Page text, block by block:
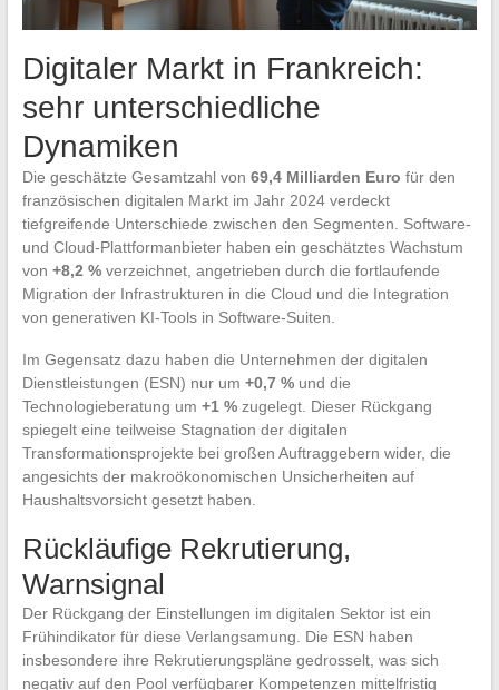
Digitaler Markt in Frankreich:
sehr unterschiedliche
Dynamiken
Die geschätzte Gesamtzahl von 69,4 Milliarden Euro für den
französischen digitalen Markt im Jahr 2024 verdeckt
tiefgreifende Unterschiede zwischen den Segmenten. Software-
und Cloud-Plattformanbieter haben ein geschätztes Wachstum
von +8,2 %verzeichnet, angetrieben durch die fortlaufende
Migration der Infrastrukturen in die Cloud und die Integration
von generativen KI-Tools in Software-Suiten.
Im Gegensatz dazu haben die Unternehmen der digitalen
Dienstleistungen (ESN) nur um +0,7 %und die
Technologieberatung um +1 %zugelegt. Dieser Rückgang
spiegelt eine teilweise Stagnation der digitalen
Transformationsprojekte bei großen Auftraggebern wider, die
angesichts der makroökonomischen Unsicherheiten auf
Haushaltsvorsicht gesetzt haben.
Rückläufige Rekrutierung,
Warnsignal
Der Rückgang der Einstellungen im digitalen Sektor ist ein
Frühindikator für diese Verlangsamung. Die ESN haben
insbesondere ihre Rekrutierungspläne gedrosselt, was sich
negativ auf den Pool verfügbarer Kompetenzen mittelfristig